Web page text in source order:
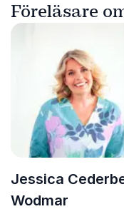
Föreläsare
Jessica
Wodmar